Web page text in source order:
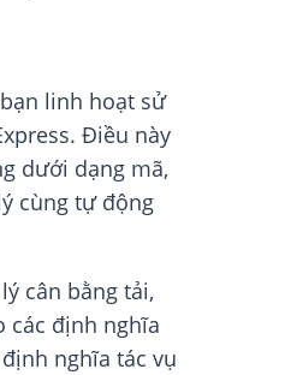
linh hoạt sử
Điều này
dưới dạng mã,
cùng tự động
cân bằng tải,
các định nghĩa
nghĩa tác vụ